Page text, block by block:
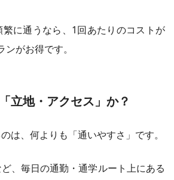
に通うなら、1回あたりのコストが
がお得です。
立地・アクセス」か？
は、何よりも「通いやすさ」です。
、毎日の通勤・通学ルート上にある